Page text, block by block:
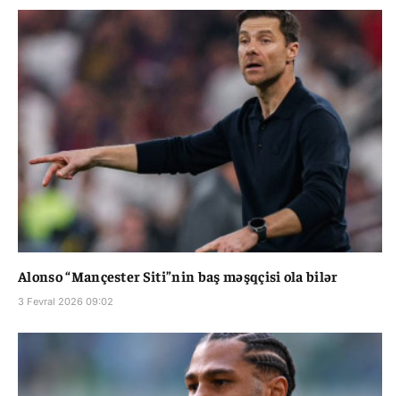
Alonso “Mançester Siti”nin baş məşqçisi ola bilər
3 Fevral 2026 09:02